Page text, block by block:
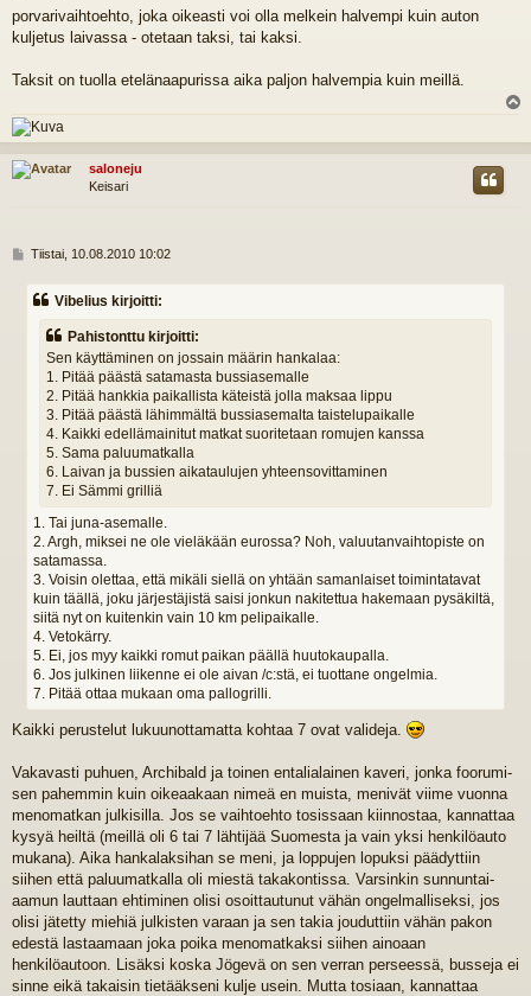
e
s
i
porvarivaihtoehto, joka oikeasti voi olla melkein halvempi kuin auton
kuljetus laivassa - otetaan taksi, tai kaksi.
Taksit on tuolla etelänaapurissa aika paljon halvempia kuin meillä.
ö
saloneju
Keisari
V
e
Tiistai, 10.08.2010 10:02
Vibelius kirjoitti:
Pahistonttu kirjoitti:
Sen käyttäminen on jossain määrin hankalaa:
1. Pitää päästä satamasta bussiasemalle
2. Pitää hankkia paikallista käteistä jolla maksaa lippu
3. Pitää päästä lähimmältä bussiasemalta taistelupaikalle
4. Kaikki edellämainitut matkat suoritetaan romujen kanssa
5. Sama paluumatkalla
6. Laivan ja bussien aikataulujen yhteensovittaminen
7. Ei Sämmi grilliä
1. Tai juna-asemalle.
2. Argh, miksei ne ole vieläkään eurossa? Noh, valuutanvaihtopiste on
satamassa.
3. Voisin olettaa, että mikäli siellä on yhtään samanlaiset toimintatavat
kuin täällä, joku järjestäjistä saisi jonkun nakitettua hakemaan pysäkiltä,
siitä nyt on kuitenkin vain 10 km pelipaikalle.
4. Vetokärry.
5. Ei, jos myy kaikki romut paikan päällä huutokaupalla.
6. Jos julkinen liikenne ei ole aivan /c:stä, ei tuottane ongelmia.
7. Pitää ottaa mukaan oma pallogrilli.
Kaikki perustelut lukuunottamatta kohtaa 7 ovat valideja.
Vakavasti puhuen, Archibald ja toinen entalialainen kaveri, jonka foorumi-
sen pahemmin kuin oikeaakaan nimeä en muista, menivät viime vuonna
menomatkan julkisilla. Jos se vaihtoehto tosissaan kiinnostaa, kannattaa
kysyä heiltä (meillä oli 6 tai 7 lähtijää Suomesta ja vain yksi henkilöauto
mukana). Aika hankalaksihan se meni, ja loppujen lopuksi päädyttiin
siihen että paluumatkalla oli miestä takakontissa. Varsinkin sunnuntai-
aamun lauttaan ehtiminen olisi osoittautunut vähän ongelmalliseksi, jos
olisi jätetty miehiä julkisten varaan ja sen takia jouduttiin vähän pakon
edestä lastaamaan joka poika menomatkaksi siihen ainoaan
henkilöautoon. Lisäksi koska Jögevä on sen verran perseessä, busseja ei
sinne eikä takaisin tietääkseni kulje usein. Mutta tosiaan, kannattaa